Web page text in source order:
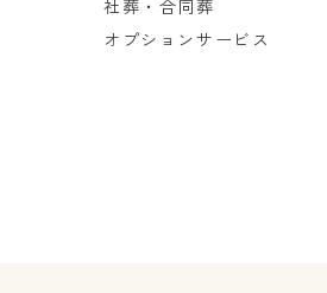
社葬・合同葬
オプションサービス